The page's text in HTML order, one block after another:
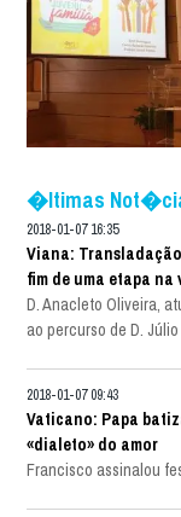
�ltimas
2018-01-07 16:35
Viana:
fim de uma etapa
D. Anacleto Oliveira,
ao percurso de D.
2018-01-07 09:43
Vaticano: Papa
«dialeto» do amor
Francisco assinalou